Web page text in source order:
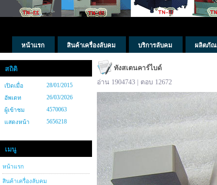
หน้าแรก สินค้าเครื่องลับคม บริการลับคม ผลิตภัณ
สถิติ
เปิดเมื่อ
28/01/2015
อัพเดท
26/03/2026
ผู้เข้าชม
4570063
แสดงหน้า
5656218
เมนู
หน้าแรก
สินค้าเครื่องลับคม
ทังสเตนคาร์ไบด์
อ่าน 1904743 | ตอบ 12672